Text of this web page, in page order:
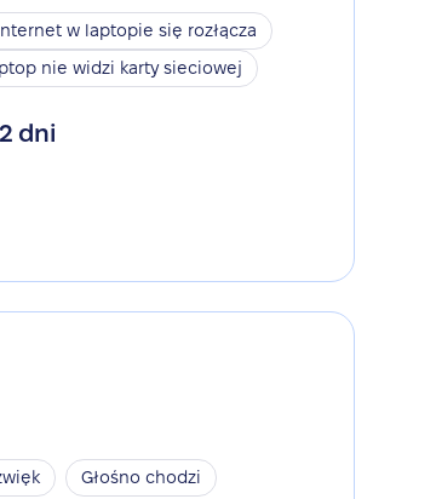
w laptopie się rozłącza
nie widzi karty sieciowej
dni
Głośno chodzi